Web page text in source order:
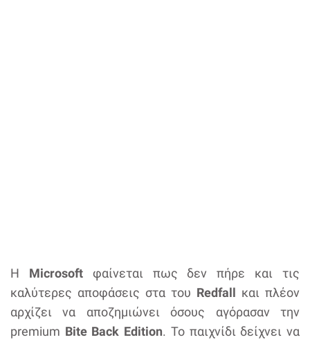
Η Microsoftφαίνεται πως δεν πήρε και τις
καλύτερες αποφάσεις στα του Redfall και πλέον
αρχίζει να αποζημιώνει όσους αγόρασαν την
premium Bite Back Edition. Το παιχνίδι δείχνει να